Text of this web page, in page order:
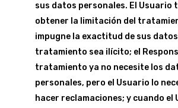
sus datos personales. El Usuario
obtener la limitación del
impugne la exactitud de sus
tratamiento sea ilícito; el
tratamiento ya no necesite los
personales, pero el Usuario lo
hacer reclamaciones; y cuando el